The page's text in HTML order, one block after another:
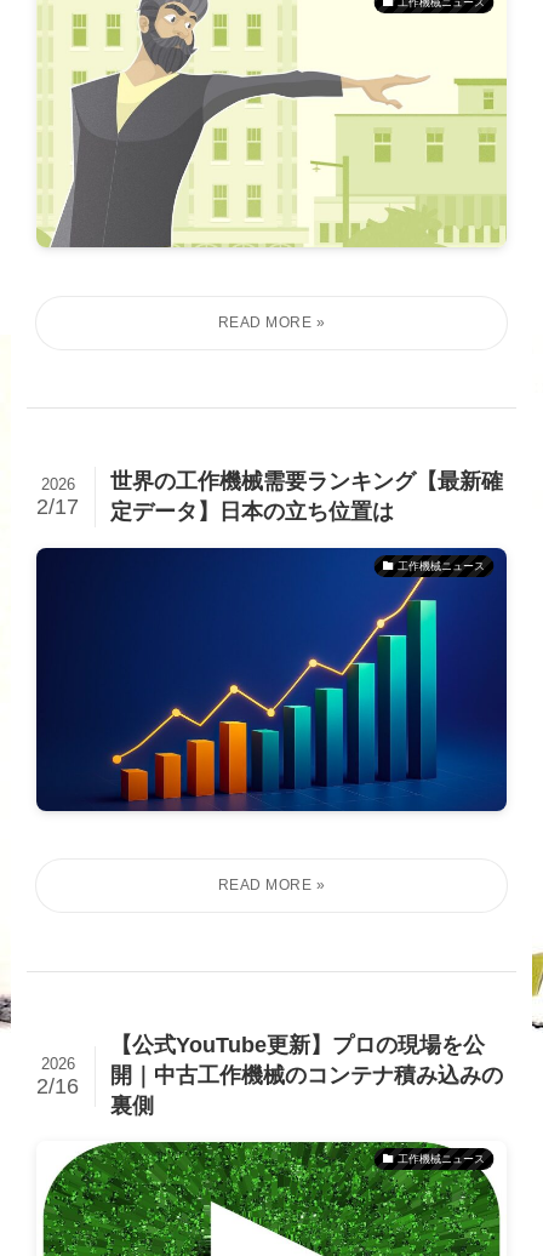
世界の工作機械需要ランキング【最新確
定データ】日本の立ち位置は
2026
2/17
工作機械ニュース
【公式YouTube更新】プロの現場を公
開｜中古工作機械のコンテナ積み込みの
裏側
2026
2/16
工作機械ニュース